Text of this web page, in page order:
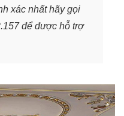
xác nhất hãy gọi
để được hỗ trợ